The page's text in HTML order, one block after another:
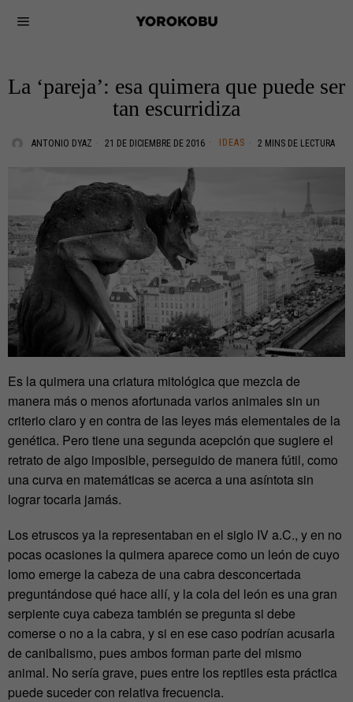
La ‘pareja’: esa quimera que puede ser
tan escurridiza
ANTONIO DYAZ 21 DE DICIEMBRE DE 2016 IDEAS 2 MINS DE LECTURA
Es la quimera una criatura mitológica que mezcla de
manera más o menos afortunada varios animales sin un
criterio claro y en contra de las leyes más elementales de la
genética. Pero tiene una segunda acepción que sugiere el
retrato de algo imposible, perseguido de manera fútil, como
una curva en matemáticas se acerca a una asíntota sin
lograr tocarla jamás.
Los etruscos ya la representaban en el siglo IV a.C., y en no
pocas ocasiones la quimera aparece como un león de cuyo
lomo emerge la cabeza de una cabra desconcertada
preguntándose qué hace allí, y la cola del león es una gran
serpiente cuya cabeza también se pregunta si debe
comerse o no a la cabra, y si en ese caso podrían acusarla
de canibalismo, pues ambos forman parte del mismo
animal. No sería grave, pues entre los reptiles esta práctica
puede suceder con relativa frecuencia.